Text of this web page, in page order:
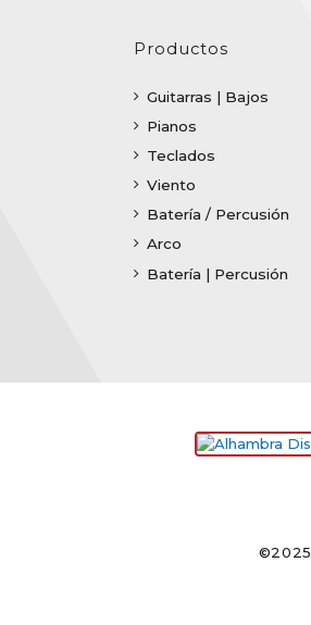
Productos
Guitarras | Bajos
Pianos
Teclados
Viento
Batería / Percusión
Arco
Batería | Percusión
©2025